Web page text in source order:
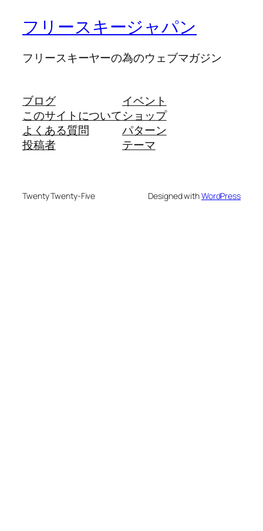
フリースキージャパン
フリースキーヤーの為のウェブマガジン
ブログ
このサイトについて
よくある質問
投稿者
イベント
ショップ
パターン
テーマ
Twenty Twenty-Five Designed withWordPress